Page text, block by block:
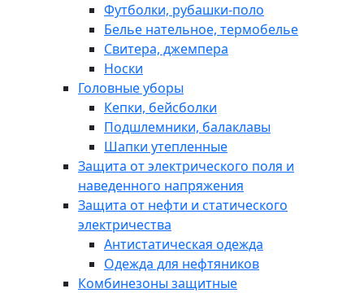
Футболки, рубашки-поло
Белье нательное, термобелье
Свитера, джемпера
Носки
Головные уборы
Кепки, бейсболки
Подшлемники, балаклавы
Шапки утепленные
Защита от электрического поля и
наведенного напряжения
Защита от нефти и статического
электричества
Антистатическая одежда
Одежда для нефтяников
Комбинезоны защитные